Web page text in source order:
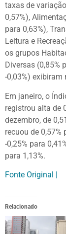
taxas de
0,57%),
para 0,63%),
Leitura e
os grupos
Diversas (0,85%
-0,03%) exibiram
Em janeiro, o
registrou alta de
dezembro, de
recuou de 0,57%
-0,25% para
para 1,13%.
Fonte Original |
Relacionado